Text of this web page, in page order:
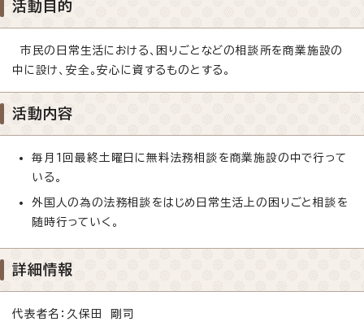
活動目的
市民の日常生活における、困りごとなどの相談所を商業施設の
中に設け、安全。安心に資するものとする。
活動内容
毎月1回最終土曜日に無料法務相談を商業施設の中で行って
いる。
外国人の為の法務相談をはじめ日常生活上の困りごと相談を
随時行っていく。
詳細情報
代表者名：久保田 剛司